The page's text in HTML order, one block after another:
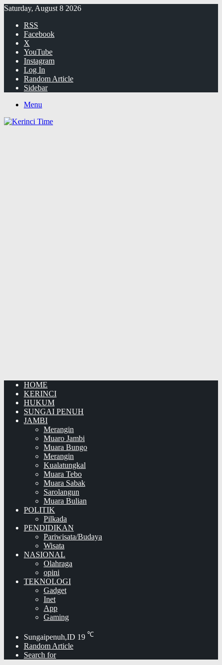
Saturday, August 8 2026
RSS
Facebook
X
YouTube
Instagram
Log In
Random Article
Sidebar
Menu
HOME
KERINCI
HUKUM
SUNGAI PENUH
JAMBI
Merangin
Muaro Jambi
Muara Bungo
Merangin
Kualatungkal
Muara Tebo
Muara Sabak
Sarolangun
Muara Bulian
POLITIK
Pilkada
PENDIDIKAN
Pariwisata/Budaya
Wisata
NASIONAL
Olahraga
opini
TEKNOLOGI
Gadget
Inet
App
Gaming
Sungaipenuh,ID 19 ℃
Random Article
Search for